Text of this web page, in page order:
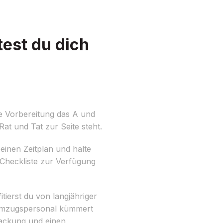
du dich
Vorbereitung das A und
und Tat zur Seite steht.
Zeitplan und halte
zur Verfügung
du von langjähriger
kümmert
und einen